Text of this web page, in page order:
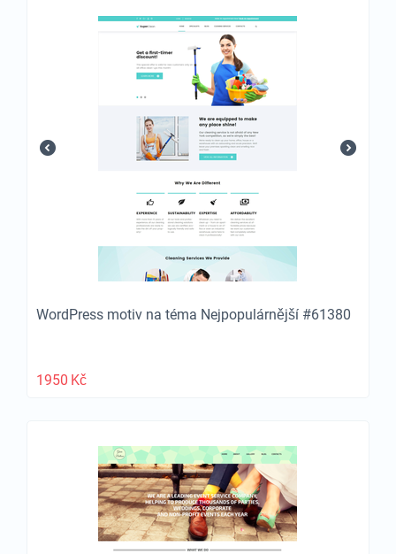
WordPress motiv na téma Nejpopulárnější #61380
1950 Kč